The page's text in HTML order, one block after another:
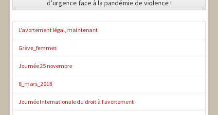
d’urgence face à la pandémie de violence !
L’avortement légal, maintenant
Grève_femmes
Journée 25 novembre
8_mars_2018
Journée Internationale du droit à l’avortement